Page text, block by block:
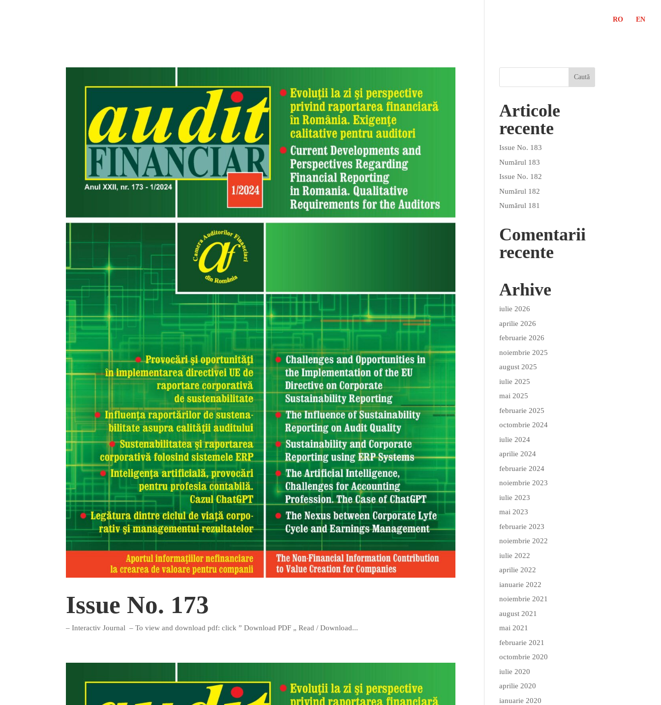
RO EN
Issue No. 173
– Interactiv Journal – To view and download pdf: click ” Download PDF „ Read / Download...
Articole
recente
Issue No. 183
Numărul 183
Issue No. 182
Numărul 182
Numărul 181
Comentarii
recente
Arhive
iulie 2026
aprilie 2026
februarie 2026
noiembrie 2025
august 2025
iulie 2025
mai 2025
februarie 2025
octombrie 2024
iulie 2024
aprilie 2024
februarie 2024
noiembrie 2023
iulie 2023
mai 2023
februarie 2023
noiembrie 2022
iulie 2022
aprilie 2022
ianuarie 2022
noiembrie 2021
august 2021
mai 2021
februarie 2021
octombrie 2020
iulie 2020
aprilie 2020
ianuarie 2020